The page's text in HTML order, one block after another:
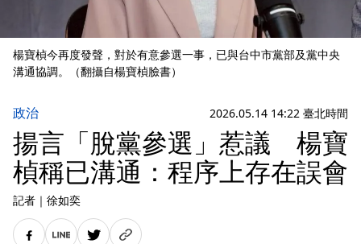
楊寶楨今再度發聲，對於有意參選一事，已與台中市黨部及黨中央
溝通協調。（翻攝自楊寶楨臉書）
政治 2026.05.14 14:22 臺北時間
揚言「脫黨參選」惹議 楊寶
楨稱已溝通：程序上存在誤會
記者 ｜ 徐如奕